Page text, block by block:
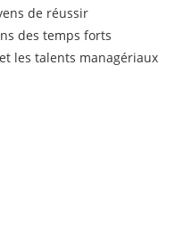
de réussir
des temps forts
les talents managériaux